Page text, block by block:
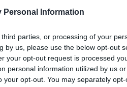
Personal Information
parties, or processing of your
by us, please use the below opt-out
your opt-out request is processed
personal information utilized by us
opt-out. You may separately
articolo
le date più
gare, come la